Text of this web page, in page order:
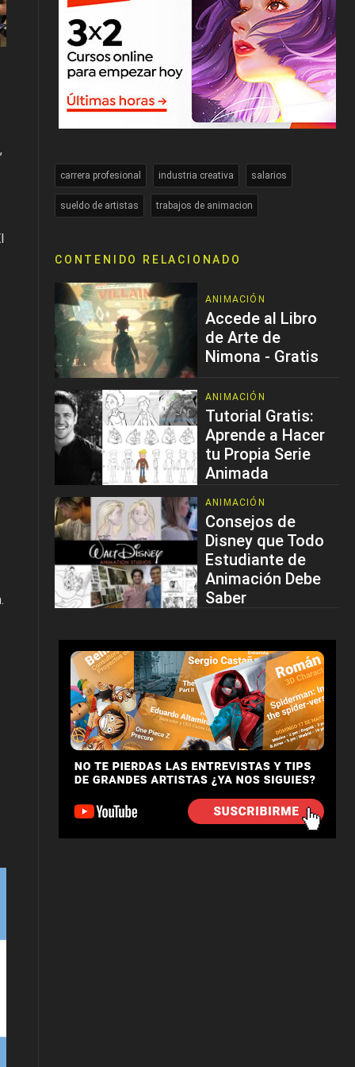
carrera profesional industria creativa salarios
sueldo de artistas trabajos de animacion
CONTENIDO RELACIONADO
ANIMACIÓN
Accede al Libro
de Arte de
Nimona - Gratis
ANIMACIÓN
Tutorial Gratis:
Aprende a Hacer
tu Propia Serie
Animada
ANIMACIÓN
Consejos de
Disney que Todo
Estudiante de
Animación Debe
Saber